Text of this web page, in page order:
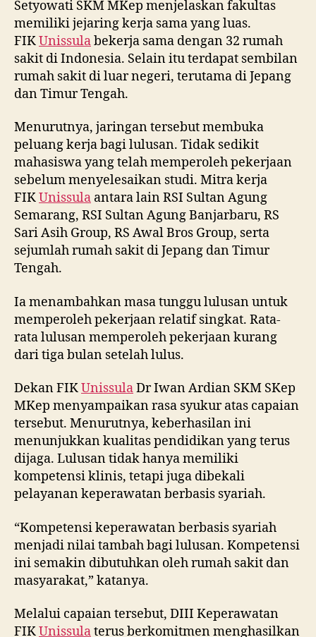
Menurutnya, jaringan tersebut membuka
peluang kerja bagi lulusan. Tidak sedikit
mahasiswa yang telah memperoleh pekerjaan
sebelum menyelesaikan studi. Mitra kerja
FIK Unissulaantara lain RSI Sultan Agung
Sari Asih Group, RS Awal Bros Group, serta
sejumlah rumah sakit di Jepang dan Timur
Tengah.
Ia menambahkan masa tunggu lulusan untuk
memperoleh pekerjaan relatif singkat. Rata-
rata lulusan memperoleh pekerjaan kurang
dari tiga bulan setelah lulus.
Dekan FIK
MKep menyampaikan rasa syukur atas capaian
tersebut. Menurutnya, keberhasilan ini
menunjukkan kualitas pendidikan yang terus
dijaga. Lulusan tidak hanya memiliki
pelayanan keperawatan berbasis syariah.
“Kompetensi keperawatan berbasis syariah
menjadi nilai tambah bagi lulusan. Kompetensi
ini semakin dibutuhkan oleh rumah sakit dan
masyarakat,” katanya.
Melalui capaian tersebut, DIII Keperawatan
FIKUnissula terus berkomitmen menghasilkan
tenaga perawat vokasi yang profesional,
berkarakter Islami, dan memiliki daya saing di
tingkat nasional maupun internasional.